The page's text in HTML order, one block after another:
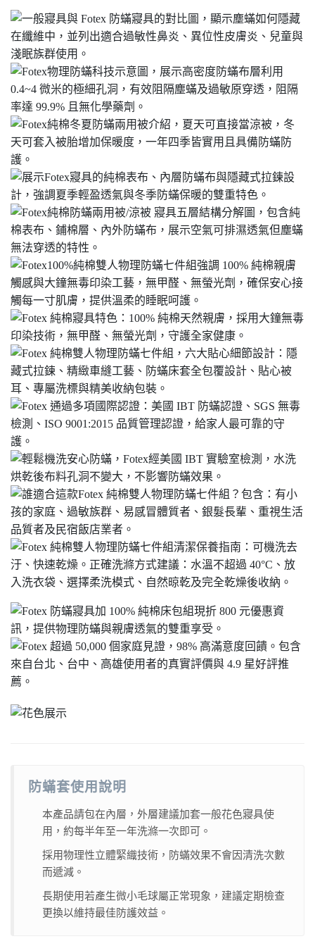
防蟎套使用說明
本產品請包在內層，外層建議加套一般花色寢具使
用，約每半年至一年洗滌一次即可。
採用物理性立體緊織技術，防蟎效果不會因清洗次數
而遞減。
長期使用若產生微小毛球屬正常現象，建議定期檢查
更換以維持最佳防護效益。